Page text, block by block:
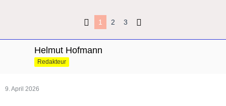
1 2 3
Helmut Hofmann
Redakteur
9. April 2026